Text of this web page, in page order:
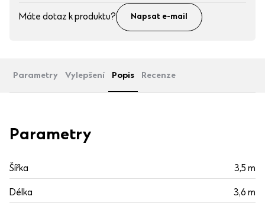
Máte dotaz k produktu? Napsat e-mail
Parametry Vylepšení Popis Recenze
Parametry
Šířka 3,5 m
Délka 3,6 m